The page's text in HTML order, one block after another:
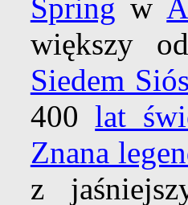
Spring w
większy
Siedem
400lat
Znana
z